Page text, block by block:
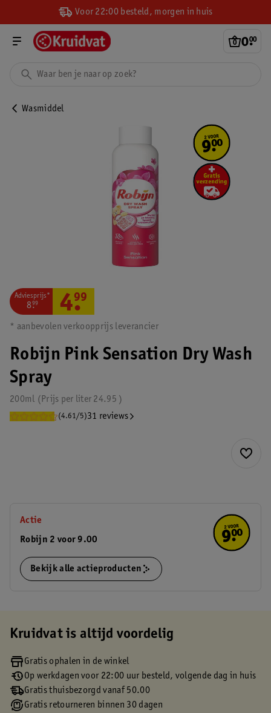
Voor 22:00 besteld, morgen in huis
0.
00
Wasmiddel
Robijn Pink Sensation Dry Wash
Spray
200ml 24.95
Prijs per liter
(4.61/5)31 reviews
Adviesprijs*
8.
99 4.
99
* aanbevolen verkoopprijs leverancier
Actie
Robijn 2 voor 9.00
Bekijk alle actieproducten
Kruidvat is altijd voordelig
Gratis ophalen in de winkel
Op werkdagen voor 22:00 uur besteld, volgende dag in huis
Gratis thuisbezorgd vanaf 50.00
Gratis retourneren binnen 30 dagen